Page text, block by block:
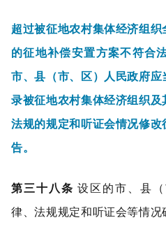
超过被征地农村集体经济组
的征地补偿安置方案不符合
市、县（市、区）人民政府
录被征地农村集体经济组织及
法规的规定和听证会情况修
告。
第三十八条 设区的市、县
律、法规规定和听证会等情况